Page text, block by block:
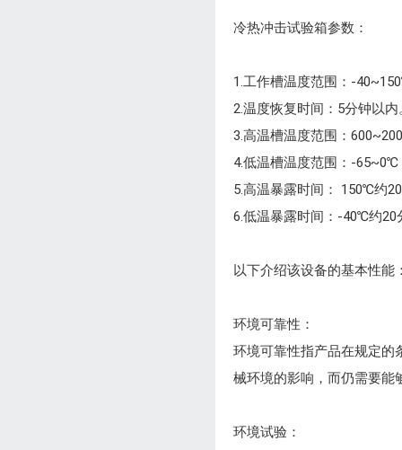
冷热冲击试验箱参数：
1.工作槽温度范围：-
2.温度恢复时间：5分钟以内
3.高温槽温度范围：
4.低温槽温度范围：-
5.高温暴露时间： 150℃约
6.低温暴露时间：-40℃约
以下介绍该设备的基本性能
环境可靠性：
环境可靠性指产品在规定的
械环境的影响，而仍需要能
环境试验：